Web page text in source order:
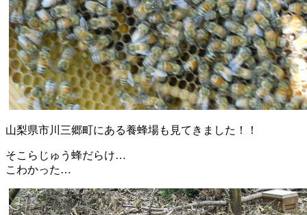
山梨県市川三郷町にある養蜂場も見てきました！！
そこらじゅう蜂だらけ…
こわかった…